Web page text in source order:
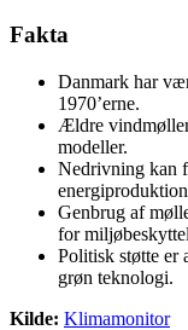
Fakta
Danmark har
1970’erne.
Ældre
modeller.
Nedrivning kan
Genbrug af
for
Politisk støtte er
grøn teknologi.
Kilde: Klimamonitor